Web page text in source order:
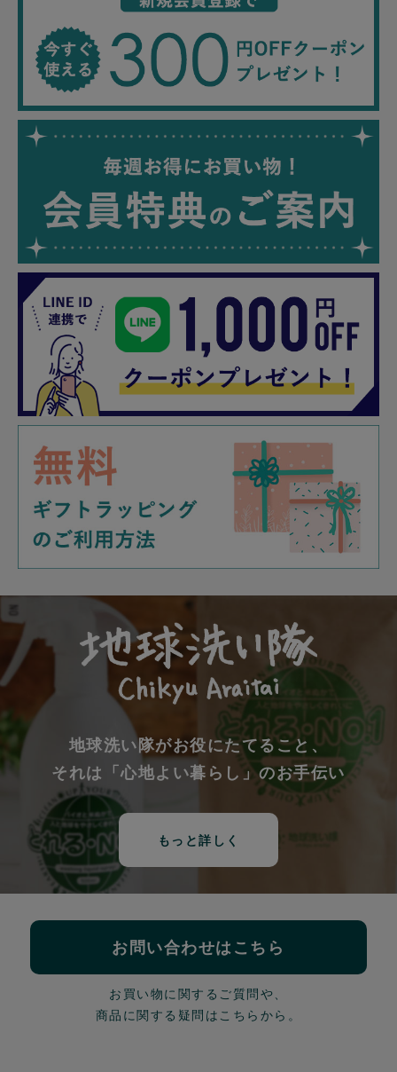
地球洗い隊がお役にたてること、
それは「心地よい暮らし」のお手伝い
もっと詳しく
お問い合わせはこちら
お買い物に関するご質問や、
商品に関する疑問はこちらから。